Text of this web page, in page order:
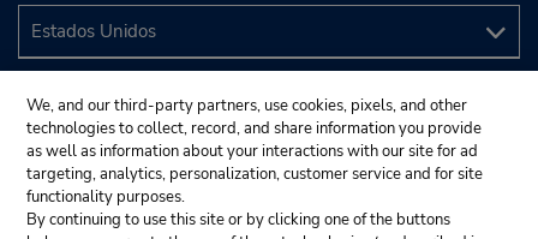
We, and our third-party partners, use cookies, pixels, and other
technologies to collect, record, and share information you provide
as well as information about your interactions with our site for ad
targeting, analytics, personalization, customer service and for site
functionality purposes.
By continuing to use this site or by clicking one of the buttons